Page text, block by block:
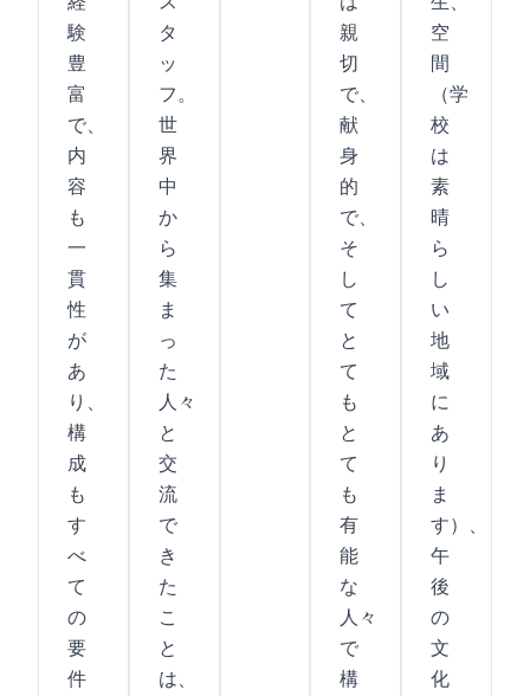
験
豊
富
で、
内
容
も
一
貫
性
が
あ
り、
構
成
も
す
べ
て
の
要
件
タ
ッ
フ。
世
界
中
か
ら
集
ま
っ
た
人々
と
交
流
で
き
た
こ
と
は、
親
切
で、
献
身
的
で、
そ
し
て
と
て
も
と
て
も
有
能
な
人々
で
構
空
間
（学
校
は
素
晴
ら
し
い
地
域
に
あ
り
ま
す）、
午
後
の
文
化